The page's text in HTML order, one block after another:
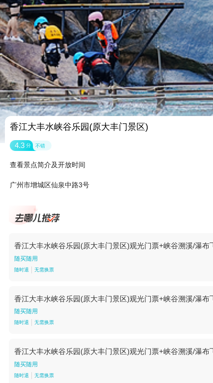
香江大丰水峡谷乐园(原大丰门景区)
4.3 分 不错
查看景点简介及开放时间
广州市增城区仙泉中路3号
香江大丰水峡谷乐园(原大丰门景区)观光门票+峡谷溯溪/瀑
随买随用
随时退 无需换票
香江大丰水峡谷乐园(原大丰门景区)观光门票+峡谷溯溪/瀑
随买随用
随时退 无需换票
香江大丰水峡谷乐园(原大丰门景区)观光门票+峡谷溯溪/瀑
随买随用
随时退 无需换票